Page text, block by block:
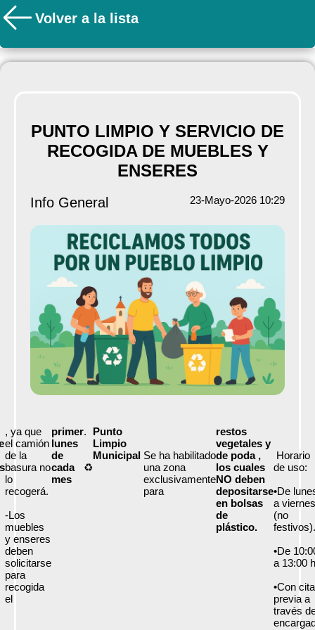
Volver a la lista
PUNTO LIMPIO Y SERVICIO DE
RECOGIDA DE MUEBLES Y
ENSERES
Info General 23-Mayo-2026 10:29
, ya que
el camión
de la
basura no
lo
recogerá.
-Los
muebles
y enseres
deben
solicitarse
para
recogida
el
primer
lunes
de
cada
mes
.
♻️
Punto
Limpio
Municipal Se ha habilitado
una zona
exclusivamente
para
restos
vegetales y
de poda ,
los cuales
NO deben
depositarse
en bolsas
de
plástico.
Horario
de uso:
•De
a viernes
(no
festivos).
•De
a 13:00
•Con cita
previa a
través